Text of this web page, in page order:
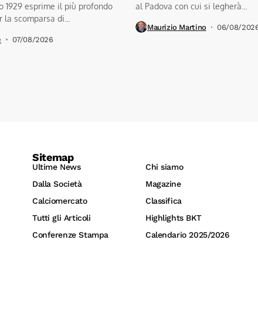
1929 esprime il più profondo
la scomparsa di...
07/08/2026
al Padova con cui si legherà...
Maurizio Martino 06/08/
Sitemap
Ultime News
Chi siamo
Dalla Società
Magazine
Calciomercato
Classifica
Tutti gli Articoli
Highlights BKT
Conferenze Stampa
Calendario 2025/2026